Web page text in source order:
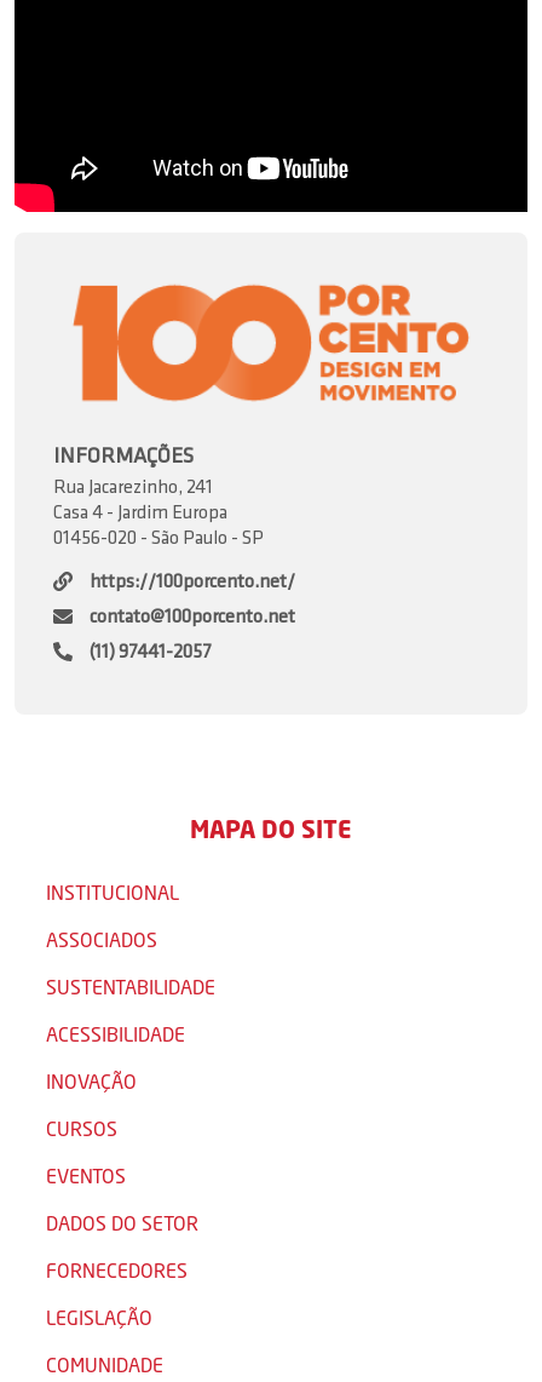
INFORMAÇÕES
Rua Jacarezinho, 241
Casa 4 - Jardim Europa
01456-020 - São Paulo - SP
https://100porcento.net/
contato@100porcento.net
(11) 97441-2057
MAPA DO SITE
INSTITUCIONAL
ASSOCIADOS
SUSTENTABILIDADE
ACESSIBILIDADE
INOVAÇÃO
CURSOS
EVENTOS
DADOS DO SETOR
FORNECEDORES
LEGISLAÇÃO
COMUNIDADE